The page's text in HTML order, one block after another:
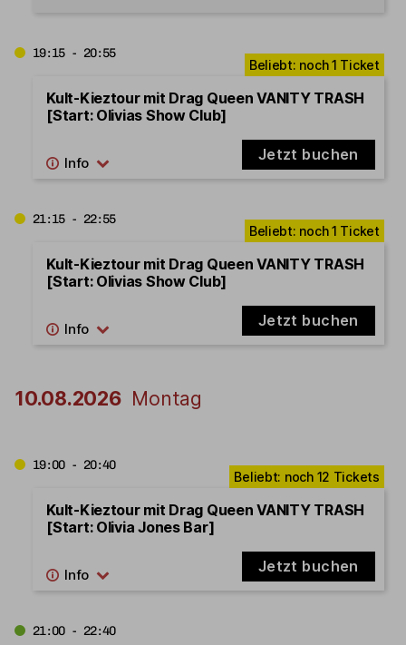
19:15 - 20:55
Kult-Kieztour mit Drag Queen VANITY TRASH
[Start: Olivias Show Club]
Jetzt buchen
21:15 - 22:55
Kult-Kieztour mit Drag Queen VANITY TRASH
[Start: Olivias Show Club]
Jetzt buchen
10.08.2026 Montag
19:00 - 20:40
Kult-Kieztour mit Drag Queen VANITY TRASH
[Start: Olivia Jones Bar]
Jetzt buchen
21:00 - 22:40